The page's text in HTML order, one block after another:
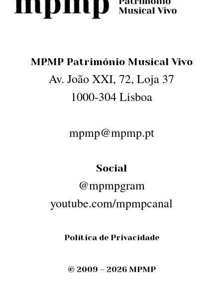
MPMP Património Musical Vivo
Av. João XXI, 72, Loja 37
1000-304 Lisboa
mpmp@mpmp.pt
Social
@mpmpgram
youtube.com/mpmpcanal
Política de Privacidade
© 2009 – 2026 MPMP